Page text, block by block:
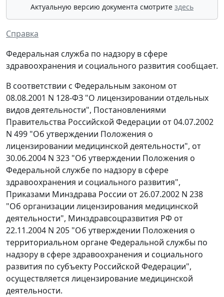
Актуальную версию документа смотрите здесь
Справка
Федеральная служба по надзору в сфере
здравоохранения и социального развития сообщает.
В соответствии с Федеральным законом от
08.08.2001 N 128-ФЗ "О лицензировании отдельных
видов деятельности", Постановлениями
Правительства Российской Федерации от 04.07.2002
N 499 "Об утверждении Положения о
лицензировании медицинской деятельности", от
30.06.2004 N 323 "Об утверждении Положения о
Федеральной службе по надзору в сфере
здравоохранения и социального развития",
Приказами Минздрава России от 26.07.2002 N 238
"Об организации лицензирования медицинской
деятельности", Минздравсоцразвития РФ от
22.11.2004 N 205 "Об утверждении Положения о
территориальном органе Федеральной службы по
надзору в сфере здравоохранения и социального
развития по субъекту Российской Федерации",
осуществляется лицензирование медицинской
деятельности.